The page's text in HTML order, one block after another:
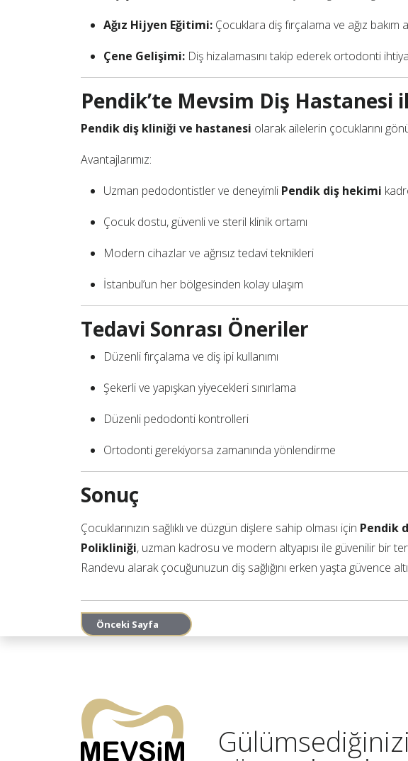
Ağız Hijyen Eğitimi: Çocuklara diş fırçalama ve ağız bakım
Çene Gelişimi: Diş hizalamasını takip ederek ortodonti
Pendik’te Mevsim Diş Hastanesi
Pendik diş kliniği ve hastanesi olarak ailelerin çocuklarını
Avantajlarımız:
Uzman pedodontistler ve deneyimli Pendik diş hekimi
Çocuk dostu, güvenli ve steril klinik ortamı
Modern cihazlar ve ağrısız tedavi teknikleri
İstanbul’un her bölgesinden kolay ulaşım
Tedavi Sonrası Öneriler
Düzenli fırçalama ve diş ipi kullanımı
Şekerli ve yapışkan yiyecekleri sınırlama
Düzenli pedodonti kontrolleri
Ortodonti gerekiyorsa zamanında yönlendirme
Sonuç
Çocuklarınızın sağlıklı ve düzgün dişlere sahip olması için Pendik
Polikliniği, uzman kadrosu ve modern altyapısı ile güvenilir bir
Randevu alarak çocuğunuzun diş sağlığını erken yaşta güvence
Önceki Sayfa
Gülümsediğinizi